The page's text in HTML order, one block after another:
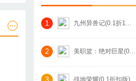
1 九州异兽记(0.1折1W免费版)
2 美职篮：绝对巨星(0.1折卡牌)
3 战地荣耀(0.1折扣版)